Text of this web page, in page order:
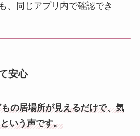
、同じアプリ内で確認でき
安心
の居場所が見えるだけで、気
いう声です。